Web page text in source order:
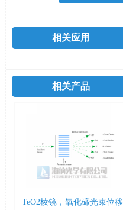
相关应用
相关产品
TeO2棱镜，氧化碲光束位移